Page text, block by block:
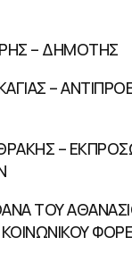
– ΔΗΜΟΤΗΣ
–
–
ΤΟΥ